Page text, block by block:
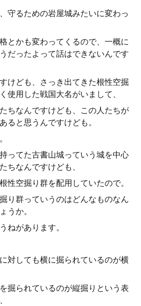
守るための岩屋城みたいに変わっ
とかも変わってくるので、一概に
だったよって話はできないんです
けども、さっき出てきた根性空掘
使用した戦国大名がいまして、
ちなんですけども、この人たちが
ると思うんですけども。
ってた古書山城っていう城を中心
ちなんですけども、
性空掘り群を配用していたので。
り群っていうのはどんなものなん
うか。
ねがあります。
対しても横に掘られているのが横
掘られているのが縦掘りという表